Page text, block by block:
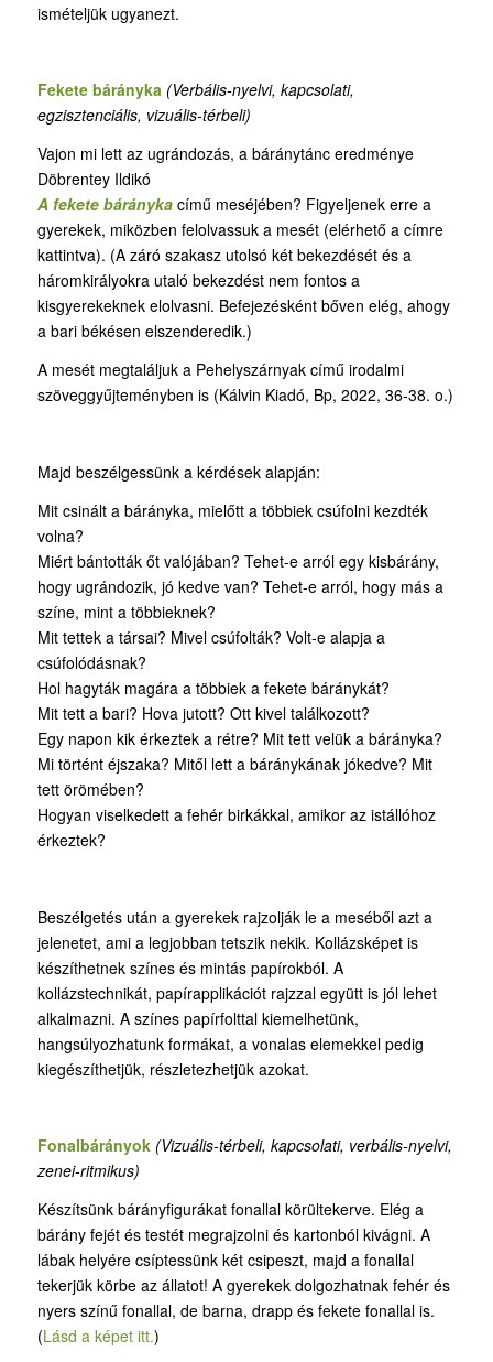
ismételjük ugyanezt.
Fekete bárányka (Verbális-nyelvi, kapcsolati,
egzisztenciális, vizuális-térbeli)
Vajon mi lett az ugrándozás, a báránytánc eredménye
Döbrentey Ildikó
A fekete báránykacímű meséjében? Figyeljenek erre a
gyerekek, miközben felolvassuk a mesét (elérhető a címre
kattintva). (A záró szakasz utolsó két bekezdését és a
háromkirályokra utaló bekezdést nem fontos a
kisgyerekeknek elolvasni. Befejezésként bőven elég, ahogy
a bari békésen elszenderedik.)
A mesét megtaláljuk a Pehelyszárnyak című irodalmi
szöveggyűjteményben is (Kálvin Kiadó, Bp, 2022, 36-38. o.)
Majd beszélgessünk a kérdések alapján:
Mit csinált a bárányka, mielőtt a többiek csúfolni kezdték
volna?
Miért bántották őt valójában? Tehet-e arról egy kisbárány,
hogy ugrándozik, jó kedve van? Tehet-e arról, hogy más a
színe, mint a többieknek?
Mit tettek a társai? Mivel csúfolták? Volt-e alapja a
csúfolódásnak?
Hol hagyták magára a többiek a fekete báránykát?
Mit tett a bari? Hova jutott? Ott kivel találkozott?
Egy napon kik érkeztek a rétre? Mit tett velük a bárányka?
Mi történt éjszaka? Mitől lett a báránykának jókedve? Mit
tett örömében?
Hogyan viselkedett a fehér birkákkal, amikor az istállóhoz
érkeztek?
Beszélgetés után a gyerekek rajzolják le a meséből azt a
jelenetet, ami a legjobban tetszik nekik. Kollázsképet is
készíthetnek színes és mintás papírokból. A
kollázstechnikát, papírapplikációt rajzzal együtt is jól lehet
alkalmazni. A színes papírfolttal kiemelhetünk,
hangsúlyozhatunk formákat, a vonalas elemekkel pedig
kiegészíthetjük, részletezhetjük azokat.
Fonalbárányok (Vizuális-térbeli, kapcsolati, verbális-nyelvi,
zenei-ritmikus)
Készítsünk bárányfigurákat fonallal körültekerve. Elég a
bárány fejét és testét megrajzolni és kartonból kivágni. A
lábak helyére csíptessünk két csipeszt, majd a fonallal
tekerjük körbe az állatot! A gyerekek dolgozhatnak fehér és
nyers színű fonallal, de barna, drapp és fekete fonallal is.
(Lásd a képet itt.)